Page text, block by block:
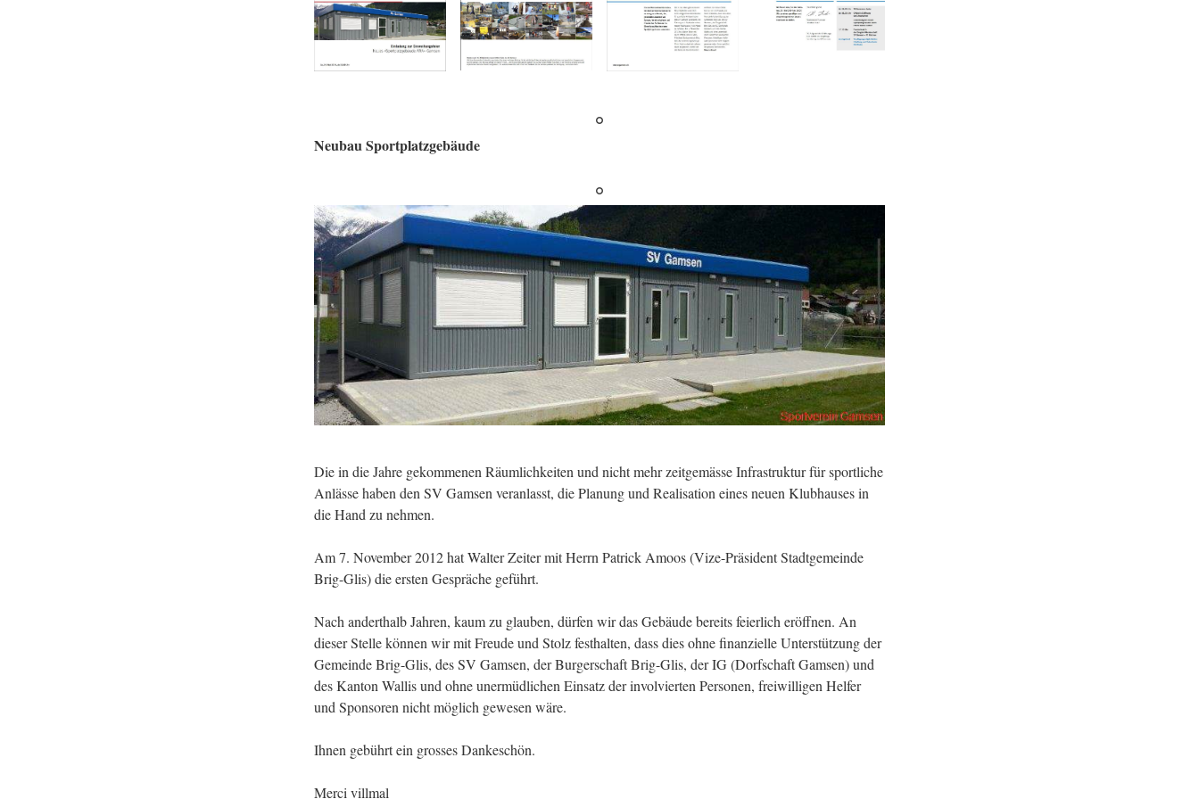
Neubau Sportplatzgebäude
Die in die Jahre gekommenen Räumlichkeiten und nicht mehr zeitgemässe Infrastruktur für sportliche
Anlässe haben den SV Gamsen veranlasst, die Planung und Realisation eines neuen Klubhauses in
die Hand zu nehmen.
Am 7. November 2012 hat Walter Zeiter mit Herrn Patrick Amoos (Vize-Präsident Stadtgemeinde
Brig-Glis) die ersten Gespräche geführt.
Nach anderthalb Jahren, kaum zu glauben, dürfen wir das Gebäude bereits feierlich eröffnen. An
dieser Stelle können wir mit Freude und Stolz festhalten, dass dies ohne finanzielle Unterstützung der
Gemeinde Brig-Glis, des SV Gamsen, der Burgerschaft Brig-Glis, der IG (Dorfschaft Gamsen) und
des Kanton Wallis und ohne unermüdlichen Einsatz der involvierten Personen, freiwilligen Helfer
und Sponsoren nicht möglich gewesen wäre.
Ihnen gebührt ein grosses Dankeschön.
Merci villmal